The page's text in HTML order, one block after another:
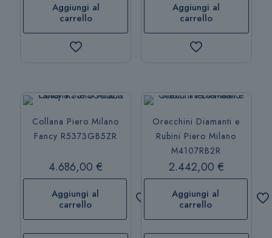
Aggiungi al
carrello
Aggiungi al
carrello
Collana Piero Milano
Fancy R5373GB5ZR
4.686,00€
Aggiungi al
carrello
Orecchini Diamanti e
Rubini Piero Milano
M4107RB2R
2.442,00 €
Aggiungi al
carrello